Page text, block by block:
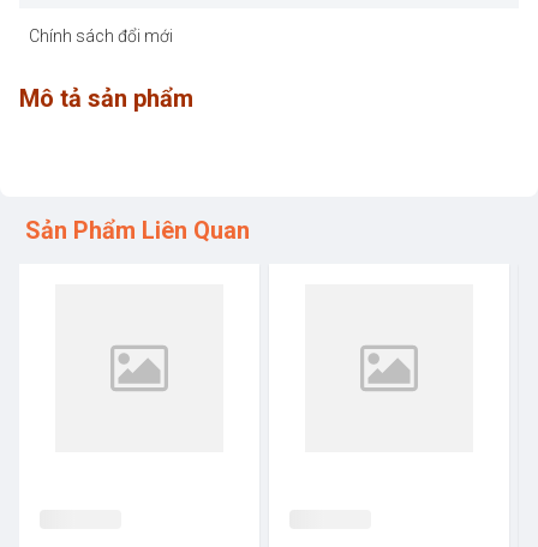
Chính sách đổi mới
Mô tả sản phẩm
Sản Phẩm Liên Quan